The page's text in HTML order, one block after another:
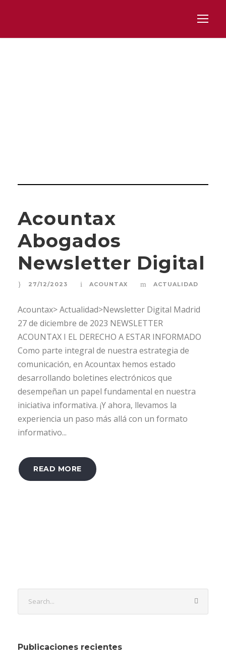
Acountax
Abogados
Newsletter Digital
27/12/2023 ACOUNTAX ACTUALIDAD
Acountax> Actualidad>Newsletter Digital Madrid
27 de diciembre de 2023 NEWSLETTER
ACOUNTAX I EL DERECHO A ESTAR INFORMADO
Como parte integral de nuestra estrategia de
comunicación, en Acountax hemos estado
desarrollando boletines electrónicos que
desempeñan un papel fundamental en nuestra
iniciativa informativa. ¡Y ahora, llevamos la
experiencia un paso más allá con un formato
informativo...
READ MORE
Publicaciones recientes